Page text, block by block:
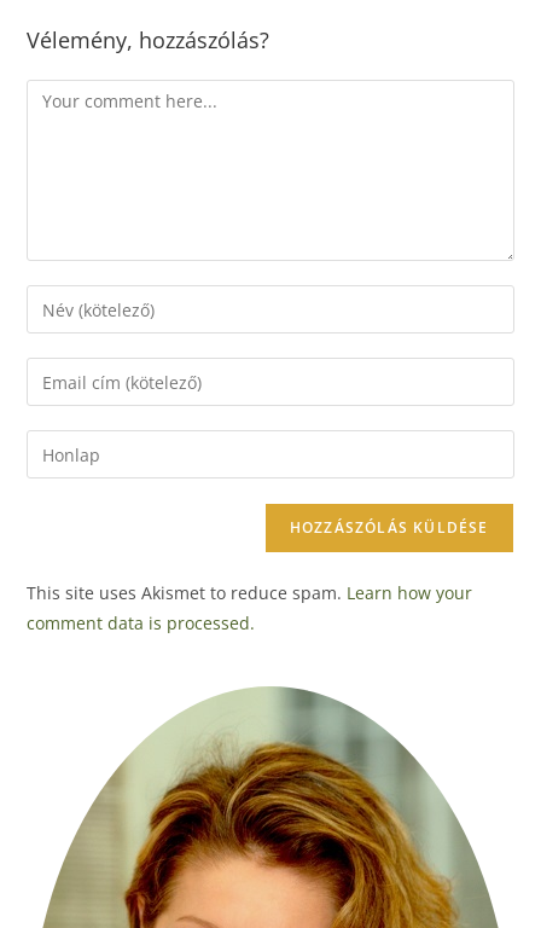
Vélemény, hozzászólás?
This site uses Akismet to reduce spam. Learn how your
comment data is processed.